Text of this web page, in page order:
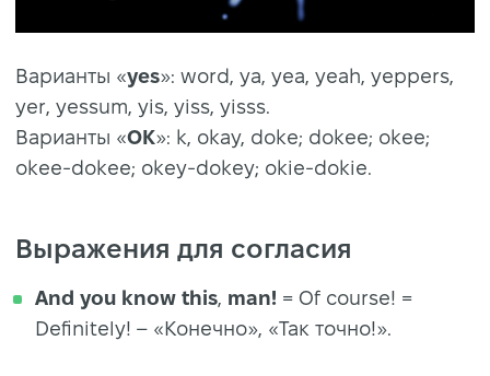
Варианты «yes»: word, ya, yea, yeah, yeppers,
yer, yessum, yis, yiss, yisss.
Варианты «ОК»: k, okay, doke; dokee; okee;
okee-dokee; okey-dokey; okie-dokie.
Выражения для согласия
And you know this, man! = Of course! =
Definitely! – «Конечно», «Так точно!».